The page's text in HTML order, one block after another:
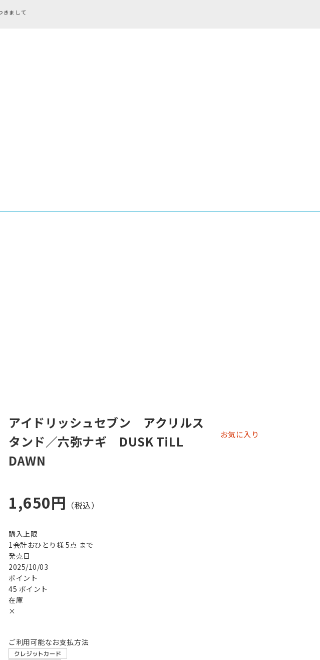
RFC違反アドレスのご利用について
アイドリッシュセブン アクリルス
タンド／六弥ナギ DUSK TiLL
DAWN
お気に入り
1,650円
購入上限
1会計おひとり様 5点 まで
発売日
2025/10/03
ポイント
45 ポイント
在庫
×
ご利用可能なお支払方法